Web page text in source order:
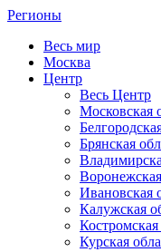
Регионы
Весь мир
Москва
Центр
Весь Центр
Московская
Брянская
Ивановская
Калужская
Костромская
Курская